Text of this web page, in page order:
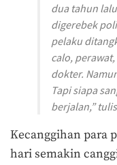
dua tahun
digerebek
pelaku
calo,
dokter.
Tapi siapa
berjalan,”
Kecanggihan para
hari semakin